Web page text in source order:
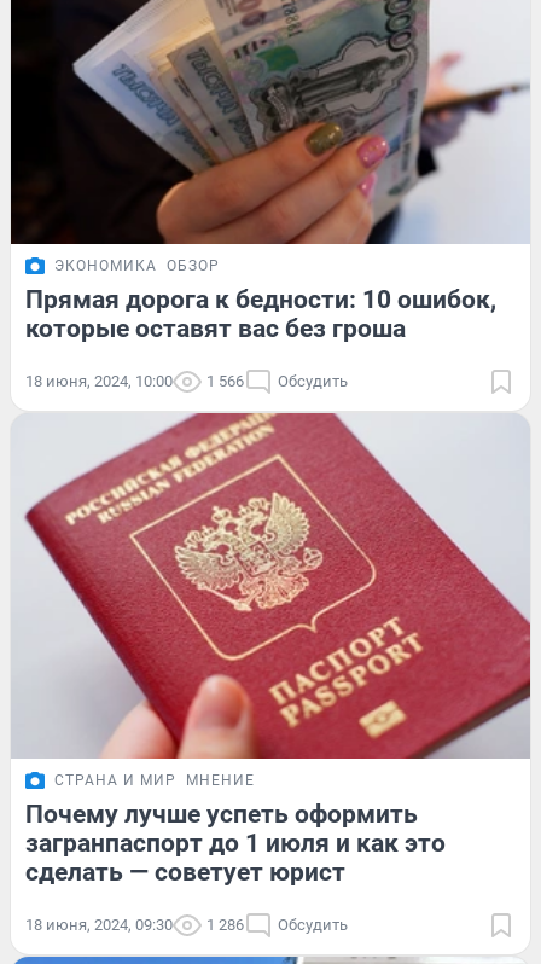
ЭКОНОМИКА ОБЗОР
Прямая дорога к бедности: 10 ошибок,
которые оставят вас без гроша
18 июня, 2024, 10:00 1 566 Обсудить
СТРАНА И МИР МНЕНИЕ
Почему лучше успеть оформить
загранпаспорт до 1 июля и как это
сделать — советует юрист
18 июня, 2024, 09:30 1 286 Обсудить